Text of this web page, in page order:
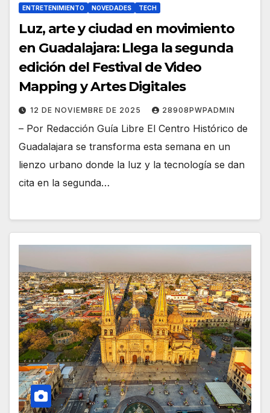
ENTRETENIMIENTO NOVEDADES TECH
Luz, arte y ciudad en movimiento
en Guadalajara: Llega la segunda
edición del Festival de Video
Mapping y Artes Digitales
12 DE NOVIEMBRE DE 2025 28908PWPADMIN
– Por Redacción Guía Libre El Centro Histórico de
Guadalajara se transforma esta semana en un
lienzo urbano donde la luz y la tecnología se dan
cita en la segunda…